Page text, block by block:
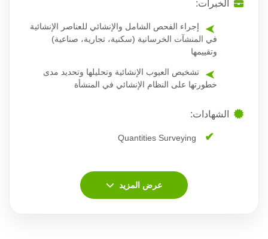
الخبرات:
إجراء الفحص الشامل والإنشائي للعناصر الإنشائية
في المنشآت الخرسانية (سكنية، تجارية، صناعية)
وتقييمها
تشخيص العيوب الإنشائية وتحليلها وتحديد مدى
خطورتها على النظام الإنشائي في المنشأة
الشهادات:
Quantities Surveying
عرض المزيد